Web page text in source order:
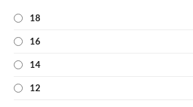
18
16
14
12